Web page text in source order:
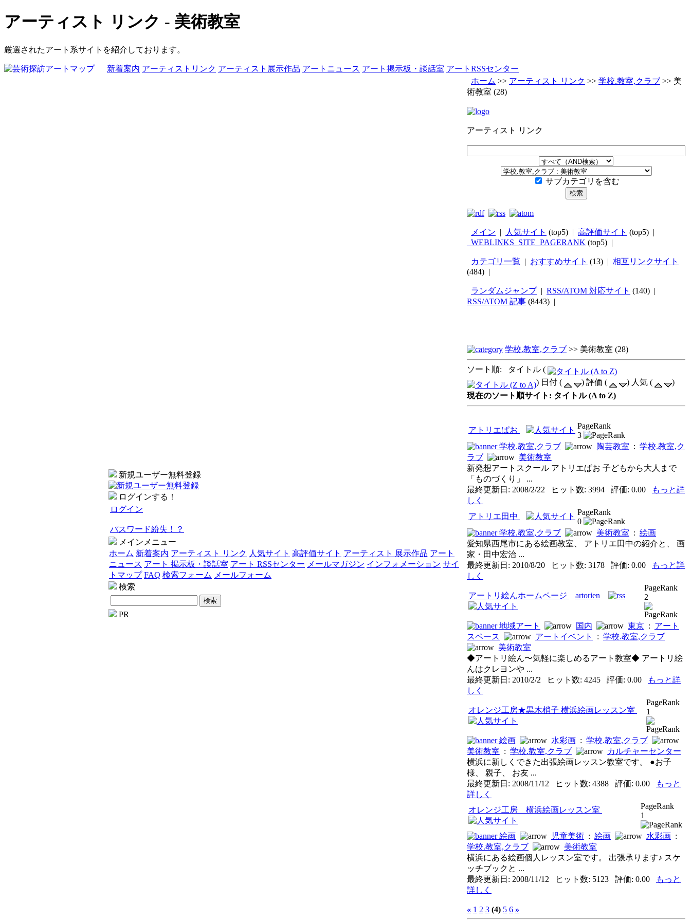
アーティスト リンク - 美術教室
厳選されたアート系サイトを紹介しております。
新着案内 アーティストリンク アーティスト展示作品 アートニュース アート掲示板・談話室 アートRSSセンター
新規ユーザー無料登録
ログインする！
ログイン
パスワード紛失！？
メインメニュー
ホーム 新着案内 アーティスト リンク 人気サイト 高評価サイト アーティスト 展示作品 アート
ニュース アート 掲示板・談話室 アート RSSセンター メールマガジン インフォメーション サイ
トマップ FAQ 検索フォーム メールフォーム
検索
PR
ホーム >> アーティスト リンク >> 学校.教室,クラブ >> 美
術教室 (28)
アーティスト リンク
サブカテゴリを含む
メイン | 人気サイト (top5) | 高評価サイト (top5) |
_WEBLINKS_SITE_PAGERANK (top5) |
カテゴリ一覧 | おすすめサイト (13) | 相互リンクサイト
(484) |
ランダムジャンプ| RSS/ATOM 対応サイト (140) |
RSS/ATOM 記事 (8443) |
学校.教室,クラブ >> 美術教室 (28)
ソート順: タイトル (
) 日付 (
) 評価 ( ) 人気 (
)
現在のソート順サイト: タイトル (A to Z)
アトリエぱお
PageRank
3
学校.教室,クラブ
陶芸教室 : 学校.教室,ク
ラブ
美術教室
新発想アートスクール アトリエぱお 子どもから大人まで
「ものづくり」 ...
最終更新日: 2008/2/22 ヒット数: 3994 評価: 0.00
もっと詳
しく
アトリエ田中
PageRank
0
学校.教室,クラブ
美術教室 : 絵画
愛知県西尾市にある絵画教室、 アトリエ田中の紹介と、 画
家・田中宏治 ...
最終更新日: 2010/8/20 ヒット数: 3178 評価: 0.00
もっと詳
しく
アートリ絵んホームページ artorien
PageRank
2
地域アート 国内 東京 : アート
スペース
アートイベント : 学校.教室,クラブ
美術教室
◆アートリ絵ん〜気軽に楽しめるアート教室◆ アートリ絵
んはクレヨンや ...
最終更新日: 2010/2/2 ヒット数: 4245 評価: 0.00
もっと詳
しく
オレンジ工房★黒木梢子 横浜絵画レッスン室
PageRank
1
絵画 水彩画 : 学校.教室,クラブ
美術教室 : 学校.教室,クラブ
カルチャーセンター
横浜に新しくできた出張絵画レッスン教室です。 ●お子
様、 親子、 お友 ...
最終更新日: 2008/11/12 ヒット数: 4388 評価: 0.00
もっと
詳しく
オレンジ工房 横浜絵画レッスン室
PageRank
1
絵画 児童美術 : 絵画 水彩画 :
学校.教室,クラブ
美術教室
横浜にある絵画個人レッスン室です。 出張承ります♪ スケ
ッチブックと ...
最終更新日: 2008/11/12 ヒット数: 5123 評価: 0.00
もっと
詳しく
« 1 2 3 (4) 5 6 »